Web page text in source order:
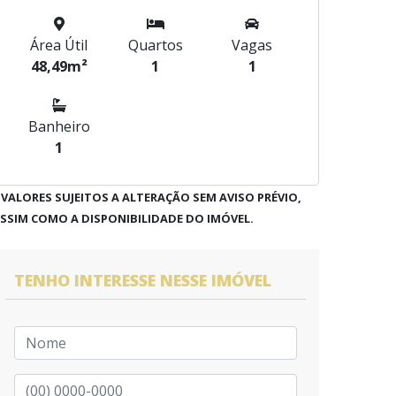
Área Útil
48,49m²
Quartos
1
Vagas
1
Banheiro
1
SUJEITOS A ALTERAÇÃO SEM AVISO PRÉVIO,
COMO A DISPONIBILIDADE DO IMÓVEL.
TENHO INTERESSE NESSE IMÓVEL